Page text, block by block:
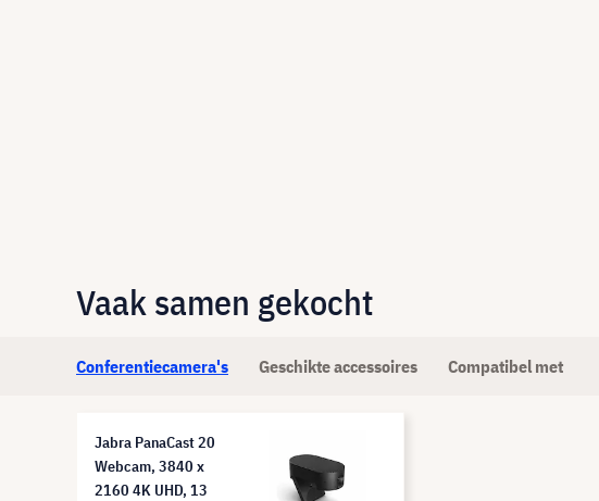
Vaak samen gekocht
Conferentiecamera's Geschikte accessoires Compatibel met
Jabra PanaCast 20
Webcam, 3840 x
2160 4K UHD, 13